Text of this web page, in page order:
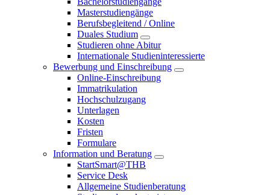
Masterstudiengänge
Berufsbegleitend / Online
Duales Studium
Studieren ohne Abitur
Internationale Studieninteressierte
Bewerbung und Einschreibung
Online-Einschreibung
Immatrikulation
Hochschulzugang
Unterlagen
Kosten
Fristen
Formulare
Information und Beratung
StartSmart@THB
Service Desk
Allgemeine Studienberatung